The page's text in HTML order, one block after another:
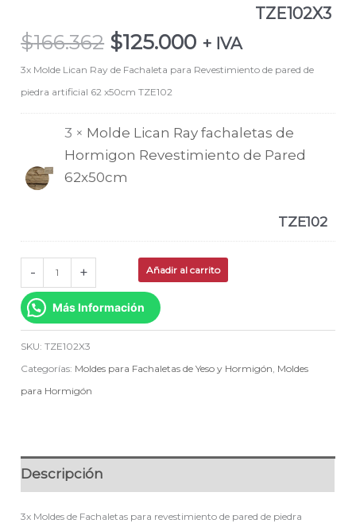
TZE102X3
$166.362 $125.000 + IVA
3x Molde Lican Ray de Fachaleta para Revestimiento de pared de
piedra artificial 62 x50cm TZE102
3 × Molde Lican Ray fachaletas de
Hormigon Revestimiento de Pared
62x50cm
TZE102
- + Añadir al carrito
Más Información
SKU:TZE102X3
Categorías: Moldes para Fachaletas de Yeso y Hormigón Moldes
para Hormigón
Descripción
3x Moldes de Fachaletas para revestimiento de pared de piedra